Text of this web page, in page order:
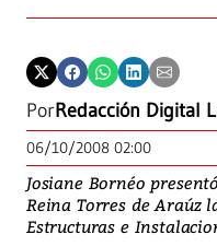
PorRedacción Digital
06/10/2008 02:00
Josiane Bornéo
Reina Torres de Araúz
Estructuras e